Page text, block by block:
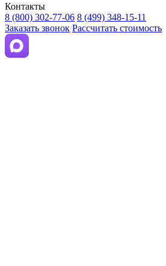
Контакты
8 (800) 302-77-06 8 (499) 348-15-11
Заказать звонок Рассчитать стоимость